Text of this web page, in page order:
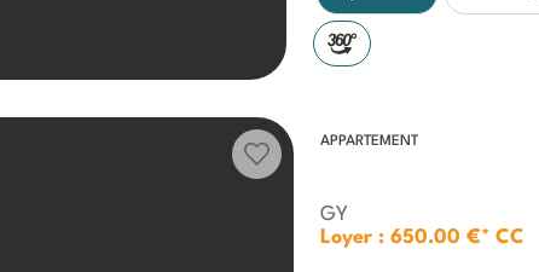
APPARTEMENT
GY
Loyer : 650.00 €*CC